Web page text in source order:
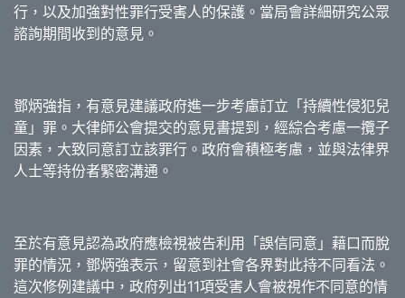
行，以及加強對性罪行受害人的保護。當局會詳細研究公眾
諮詢期間收到的意見。
鄧炳強指，有意見建議政府進一步考慮訂立「持續性侵犯兒
童」罪。大律師公會提交的意見書提到，經綜合考慮一攬子
因素，大致同意訂立該罪行。政府會積極考慮，並與法律界
人士等持份者緊密溝通。
至於有意見認為政府應檢視被告利用「誤信同意」藉口而脫
罪的情況，鄧炳強表示，留意到社會各界對此持不同看法。
這次修例建議中，政府列出11項受害人會被視作不同意的情